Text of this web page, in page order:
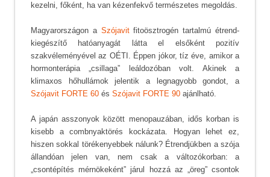
kezelni, főként, ha van kézenfekvő természetes megoldás.
Magyarországon a Szójavitfitoösztrogén tartalmú étrend-
kiegészítő hatóanyagát látta el elsőként pozitív
szakvéleményével az OÉTI. Éppen jókor, tíz éve, amikor a
hormonterápia „csillaga” leáldozóban volt. Akinek a
klimaxos hőhullámok jelentik a legnagyobb gondot, a
Szójavit FORTE 60 és Szójavit FORTE 90 ajánlható.
A japán asszonyok között menopauzában, idős korban is
kisebb a combnyaktörés kockázata. Hogyan lehet ez,
hiszen sokkal törékenyebbek nálunk? Étrendjükben a szója
állandóan jelen van, nem csak a változókorban: a
„csontépítés mérnökeként” járul hozzá az „öreg” csontok